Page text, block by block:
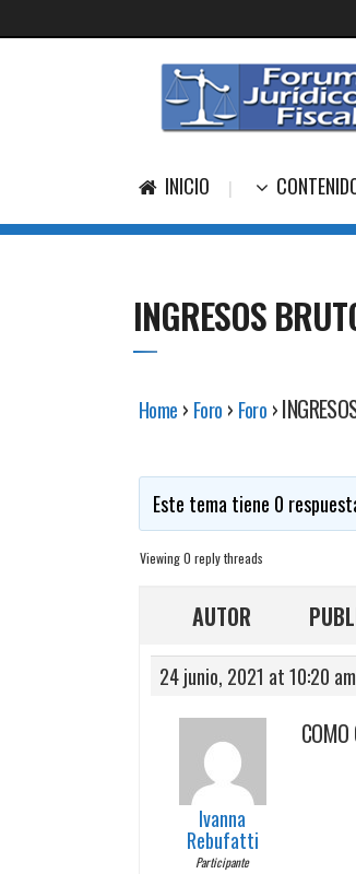
INICIO
INGRESOS
Home › Foro › Foro ›
Este tema tiene 0
Viewing 0 reply threads
AUTOR
24 junio, 2021 at 10:20 am
Ivanna
Rebufatti
Participante
COMO